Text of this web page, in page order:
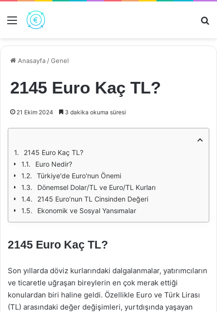
Menü
Anasayfa /Genel
2145 Euro Kaç TL?
21 Ekim 2024 3 dakika okuma süresi
2145 Euro Kaç TL?
Euro Nedir?
Türkiye'de Euro'nun Önemi
Dönemsel Dolar/TL ve Euro/TL Kurları
2145 Euro’nun TL Cinsinden Değeri
Ekonomik ve Sosyal Yansımalar
2145 Euro Kaç TL?
Son yıllarda döviz kurlarındaki dalgalanmalar, yatırımcıların
ve ticaretle uğraşan bireylerin en çok merak ettiği
konulardan biri haline geldi. Özellikle Euro ve Türk Lirası
(TL) arasındaki değer değişimleri, yurtdışında yaşayan